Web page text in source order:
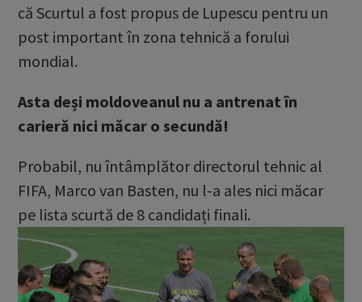
că Scurtul a fost propus de Lupescu pentru un
post important în zona tehnică a forului
mondial.
Asta deși moldoveanul nu a antrenat în
carieră nici măcar o secundă!
Probabil, nu întâmplător directorul tehnic al
FIFA, Marco van Basten, nu l-a ales nici măcar
pe lista scurtă de 8 candidați finali.